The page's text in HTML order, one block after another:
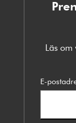
Läs
E-